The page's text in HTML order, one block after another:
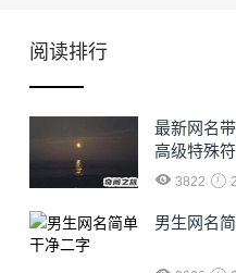
阅读排行
最新网名
高级特殊
3822
男生网名